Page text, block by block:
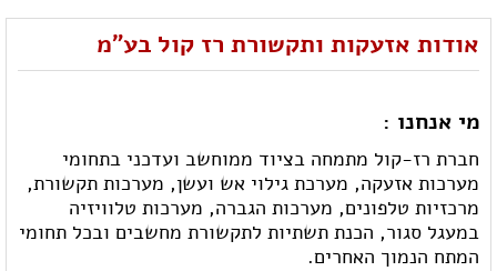
אודות אזעקות ותקשורת רז קול בע"מ
מי אנחנו :
חברת רז-קול מתמחה בציוד ממוחשב ועדכני בתחומי
מערכות אזעקה, מערכת גילוי אש ועשן, מערכות תקשורת,
מרכזיות טלפונים, מערכות הגברה, מערכות טלוויזיה
במעגל סגור, הכנת תשתיות לתקשורת מחשבים ובכל תחומי
המתח הנמוך האחרים.